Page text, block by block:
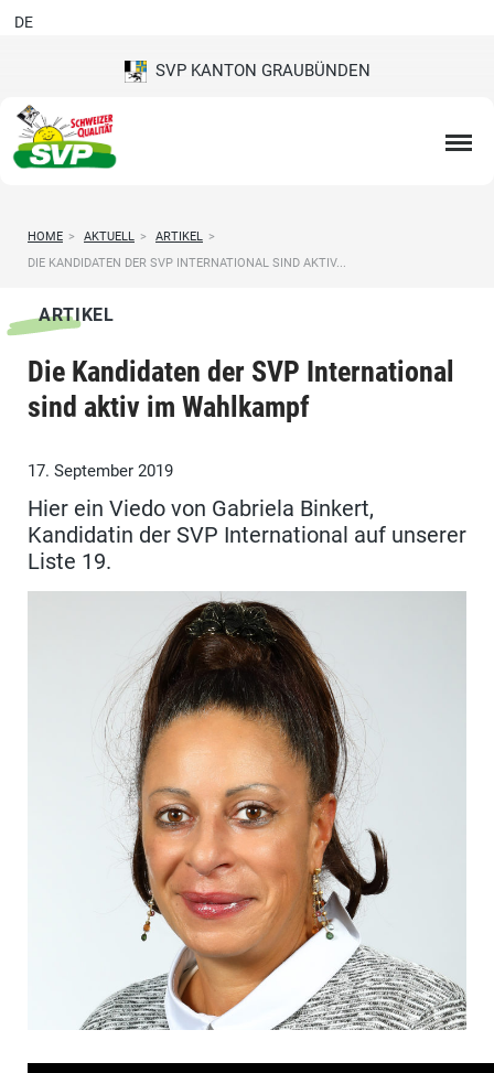
SVP KANTON GRAUBÜNDEN
DE
HOME > AKTUELL > ARTIKEL >
DIE KANDIDATEN DER SVP INTERNATIONAL SIND AKTIV...
ARTIKEL
Die Kandidaten der SVP International
sind aktiv im Wahlkampf
17. September 2019
Hier ein Viedo von Gabriela Binkert,
Kandidatin der SVP International auf unserer
Liste 19.